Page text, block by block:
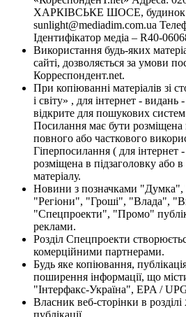
ХАРКІВСЬКЕ ШОСЕ, будинок
sunlight@mediadim.com.ua
Ідентифікатор медіа – R40-
Використання будь-яких
сайті, дозволяється за умови
Корреспондент.net.
При копіюванні матеріалів зі
і світу» , для інтернет - видань
відкрите для пошукових
Посилання має бути розміщена
повного або часткового
Гіперпосилання ( для
розміщена в підзаголовку або
матеріалу.
Новини з позначками "Думка",
"Регіони", "Гроші", "Влада",
"Спецпроекти", "Промо"
реклами.
Розділ Спецпроекти
комерційними партнерами.
Будь яке копіювання,
поширення інформації, що
"Інтерфакс-Україна", EPA /
Власник веб-сторінки в
публікації.